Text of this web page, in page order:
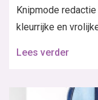
Knipmode
kleurrijke en
Lees verder